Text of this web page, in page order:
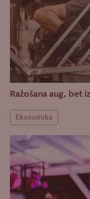
Ražošana aug, bet
Ekonomika